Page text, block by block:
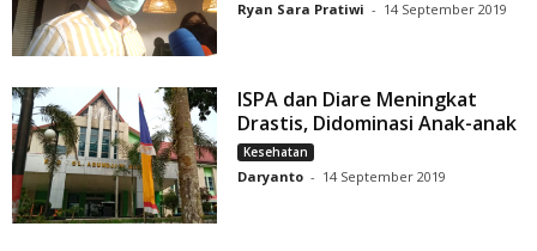
Ryan Sara Pratiwi - 14 September 2019
ISPA dan Diare Meningkat
Drastis, Didominasi Anak-anak
Kesehatan
Daryanto - 14 September 2019